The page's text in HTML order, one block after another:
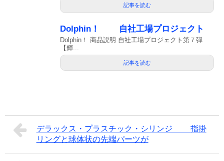
記事を読む
Dolphin！ 自社工場プロジェクト
Dolphin！ 商品説明 自社工場プロジェクト第７弾
【輝...
記事を読む
デラックス・プラスチック・シリンジ 指掛
リングと球体状の先端パーツが